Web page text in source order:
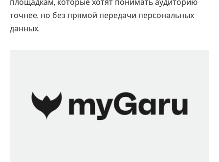
площадкам, которые хотят понимать аудиторию
точнее, но без прямой передачи персональных
данных.